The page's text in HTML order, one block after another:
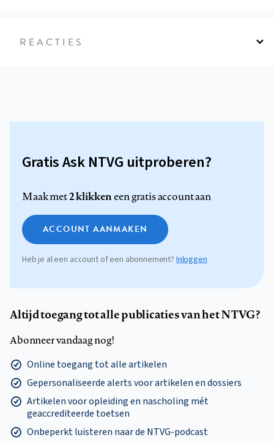
REACTIES
Gratis Ask NTVG uitproberen?
Maak met2 klikkeneen gratis account aan
ACCOUNT AANMAKEN
Heb je al een account of een abonnement?Inloggen
Altijd toegang tot alle publicaties van het NTVG?
Abonneer vandaag nog!
Online toegang tot alle artikelen
Gepersonaliseerde alerts voor artikelen en dossiers
Artikelen voor opleiding en nascholing mét
geaccrediteerde toetsen
Onbeperkt luisteren naar de NTVG-podcast